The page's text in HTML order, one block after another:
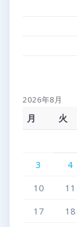
2026年8月
月 火
3
4
10
11
17
18